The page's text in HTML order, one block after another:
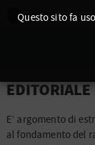
E’ argomento di
al fondamento del
Questo sito fa